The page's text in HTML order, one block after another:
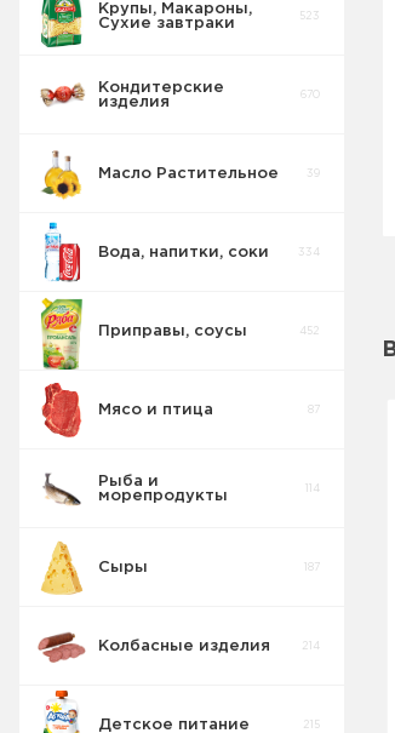
Крупы, Макароны,
Сухие завтраки
523
Кондитерские
изделия
670
Масло Растительное 39
Вода, напитки, соки 334
Приправы, соусы 452
Мясо и птица 87
Рыба и
морепродукты
114
Сыры 187
Колбасные изделия 214
Детское питание 215